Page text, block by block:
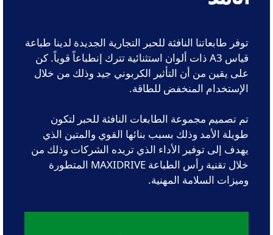
توفر طابعاتنا النافثة للحبر التجارية الجديدة لدينا طباعة
قياس A3 ذات ألوان استثنائية تترك إنطباعاً قوياً. كن
على يقين من أن التأثير الكربوني جيد وذلك من خلال
الإستخدام المنخفض للطاقة.
تم تصميم مجموعة الطابعات النافثة للحبر لتكون
طويلة الأمد وذلك بسبب بنائها القوي والمتين الذي
يهدف إلى توفير الأداء الذي تريده الشركات وذلك من
خلال تقنية رأس الطباعة MAXIDRIVE المتطورة
وميزات السلامة المهنية.